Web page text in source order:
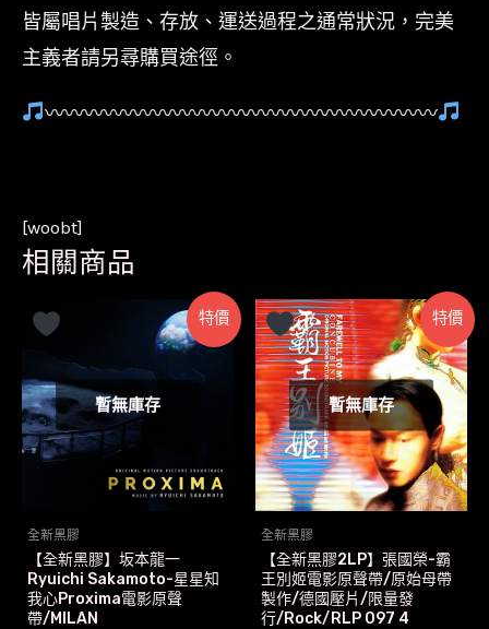
皆屬唱片製造、存放、運送過程之通常狀況，完美
主義者請另尋購買途徑。
〰〰〰〰〰〰〰〰〰〰〰〰〰〰〰〰〰〰〰〰
[woobt]
相關商品
特價
暫無庫存
全新黑膠
【全新黑膠】坂本龍一
Ryuichi Sakamoto-星星知
我心Proxima電影原聲
帶/MILAN
特價
暫無庫存
全新黑膠
【全新黑膠2LP】張國榮-霸
王別姬電影原聲帶/原始母帶
製作/德國壓片/限量發
行/Rock/RLP 097 4